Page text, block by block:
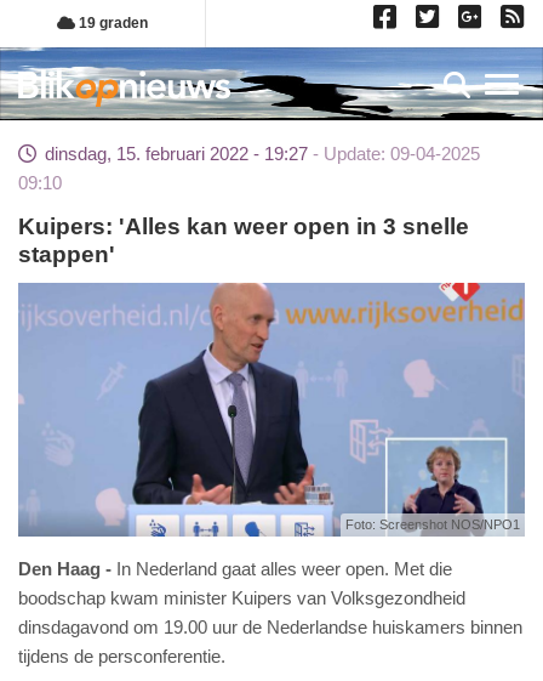
Overslaan
en
naar
de
gaan
19 graden
dinsdag, 15. februari 2022 - 19:27
Update: 09-04-2025
09:10
Kuipers: 'Alles kan weer open in 3 snelle
stappen'
Foto: Screenshot NOS/NPO1
Den Haag
In Nederland gaat alles weer open. Met die
boodschap kwam minister Kuipers van Volksgezondheid
dinsdagavond om 19.00 uur de Nederlandse huiskamers binnen
tijdens de persconferentie.